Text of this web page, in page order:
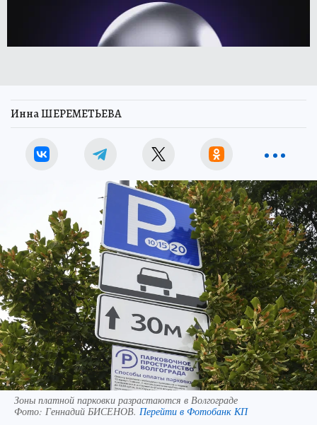
Инна ШЕРЕМЕТЬЕВА
Зоны платной парковки разрастаются в Волгограде
Фото: Геннадий БИСЕНОВ. Перейти в Фотобанк КП